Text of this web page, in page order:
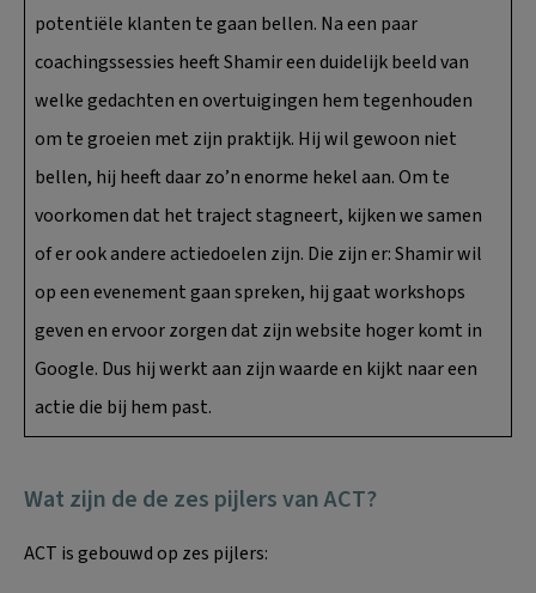
potentiële klanten te gaan bellen. Na een paar
coachingssessies heeft Shamir een duidelijk beeld van
welke gedachten en overtuigingen hem tegenhouden
om te groeien met zijn praktijk. Hij wil gewoon niet
bellen, hij heeft daar zo’n enorme hekel aan. Om te
voorkomen dat het traject stagneert, kijken we samen
of er ook andere actiedoelen zijn. Die zijn er: Shamir wil
op een evenement gaan spreken, hij gaat workshops
geven en ervoor zorgen dat zijn website hoger komt in
Google. Dus hij werkt aan zijn waarde en kijkt naar een
actie die bij hem past.
Wat zijn de de zes pijlers van ACT?
ACT is gebouwd op zes pijlers: